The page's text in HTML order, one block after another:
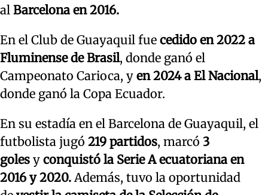
al Barcelona en 2016.
En el Club de Guayaquil fue cedido en 2022 a
Fluminense de Brasil, donde ganó el
Campeonato Carioca, y en 2024 a El Nacional,
donde ganó la Copa Ecuador.
En su estadía en el Barcelona de Guayaquil, el
futbolista jugó 219 partidos, marcó 3
goles y conquistó la Serie A ecuatoriana en
2016 y 2020. Además, tuvo la oportunidad